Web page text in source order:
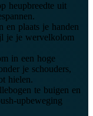
heupbreedte uit
en plaats je handen
je je wervelkolom
in een hoge
je schouders,
hielen.
te buigen en
upbeweging